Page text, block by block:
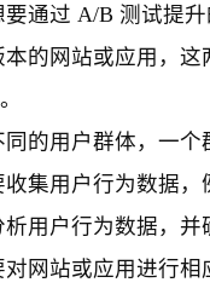
通过 A/B 测试提
的网站或应用，
的用户群体，一个
集用户行为数据，
用户行为数据，并
网站或应用进行相